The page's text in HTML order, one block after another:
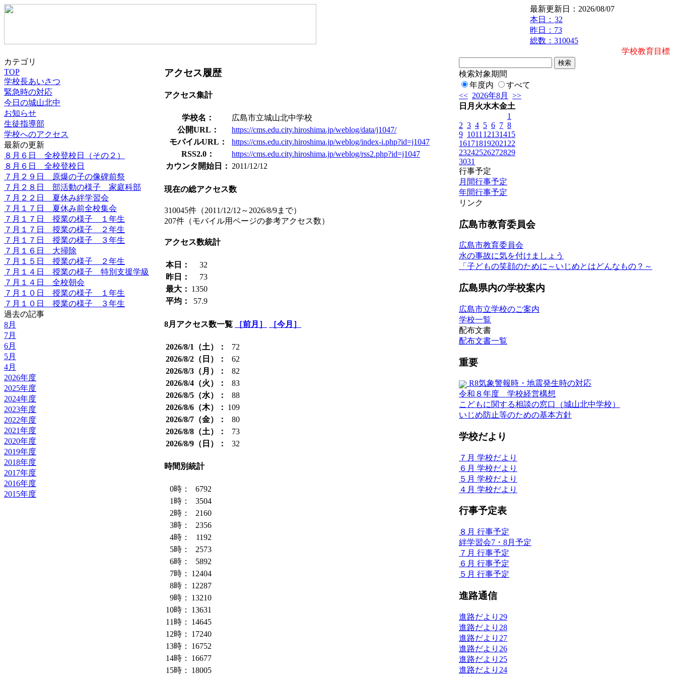
最新更新日：2026/08/07
本日： 32
昨日：73
総数：310045
学校教育目標
カテゴリ
TOP
学校長あいさつ
緊急時の対応
今日の城山北中
お知らせ
生徒指導部
学校へのアクセス
最新の更新
８月６日 全校登校日（その２）
８月６日 全校登校日
７月２９日 原爆の子の像碑前祭
７月２８日 部活動の様子 家庭科部
７月２２日 夏休み絆学習会
７月１７日 夏休み前全校集会
７月１７日 授業の様子 １年生
７月１７日 授業の様子 ２年生
７月１７日 授業の様子 ３年生
７月１６日 大掃除
７月１５日 授業の様子 ２年生
７月１４日 授業の様子 特別支援学級
７月１４日 全校朝会
７月１０日 授業の様子 １年生
７月１０日 授業の様子 ３年生
過去の記事
8月
7月
6月
5月
4月
2026年度
2025年度
2024年度
2023年度
2022年度
2021年度
2020年度
2019年度
2018年度
2017年度
2016年度
2015年度
アクセス履歴
アクセス集計
学校名：
広島市立城山北中学校
公開URL：
https://cms.edu.city.hiroshima.jp/weblog/data/j1047/
モバイルURL：
https://cms.edu.city.hiroshima.jp/weblog/index-i.php?id=j1047
RSS2.0：
https://cms.edu.city.hiroshima.jp/weblog/rss2.php?id=j1047
カウンタ開始日： 2011/12/12
現在の総アクセス数
310045件（2011/12/12～2026/8/9まで）
207件（モバイル用ページの参考アクセス数）
アクセス数統計
本日：
32
昨日：
73
最大： 1350
平均：
57.9
8月アクセス数一覧 ［前月］ ［今月］
2026/8/1（土）：
72
2026/8/2（日）：
62
2026/8/3（月）：
82
2026/8/4（火）：
83
2026/8/5（水）：
88
2026/8/6（木）： 109
2026/8/7（金）：
80
2026/8/8（土）：
73
2026/8/9（日）：
32
時間別統計
0時：
6792
1時：
3504
2時：
2160
3時：
2356
4時：
1192
5時：
2573
6時：
5892
7時：
12404
8時：
12287
9時：
13210
10時：
13631
11時：
14645
12時：
17240
13時：
16752
14時：
16677
15時：
18005
検索対象期間
年度内
すべて
<< 2026年8月
>>
日 月 火水木金土
1
2 3 4 5 6 7 8
9 1011 12131415
161718192021 22
23242526272829
3031
行事予定
月間行事予定
年間行事予定
リンク
広島市教育委員会
広島市教育委員会
水の事故に気を付けましょう
「子どもの笑顔のために～いじめとはどんなもの？～
広島県内の学校案内
広島市立学校のご案内
学校一覧
配布文書
配布文書一覧
重要
R8気象警報時・地震発生時の対応
令和８年度 学校経営構想
こどもに関する相談の窓口（城山北中学校）
いじめ防止等のための基本方針
学校だより
７月 学校だより
６月 学校だより
５月 学校だより
４月 学校だより
行事予定表
８月 行事予定
絆学習会7・8月予定
７月 行事予定
６月 行事予定
５月 行事予定
進路通信
進路だより29
進路だより28
進路だより27
進路だより26
進路だより25
進路だより24